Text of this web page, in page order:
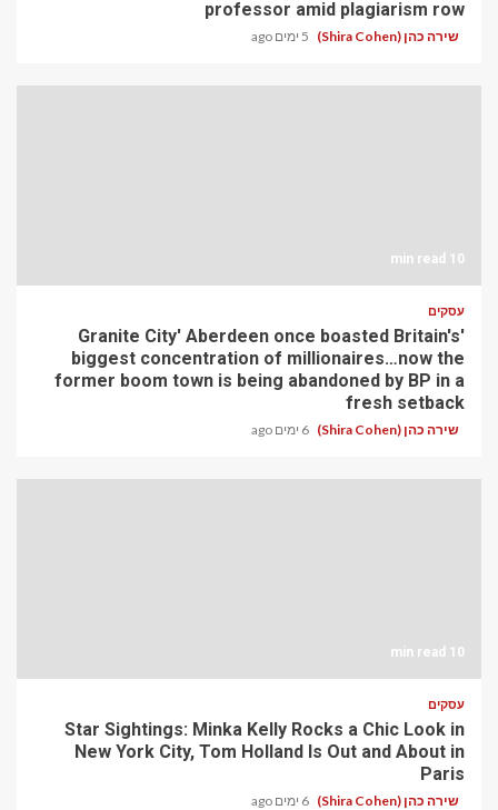
professor amid plagiarism row
שירה כהן (Shira Cohen) 5 ימים ago
10 min read
עסקים
'Granite City' Aberdeen once boasted Britain's
biggest concentration of millionaires…now the
former boom town is being abandoned by BP in a
fresh setback
שירה כהן (Shira Cohen) 6 ימים ago
10 min read
עסקים
Star Sightings: Minka Kelly Rocks a Chic Look in
New York City, Tom Holland Is Out and About in
Paris
שירה כהן (Shira Cohen) 6 ימים ago